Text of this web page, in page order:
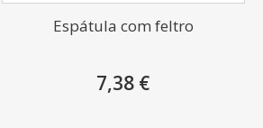
Espátula com feltro
7,38 €